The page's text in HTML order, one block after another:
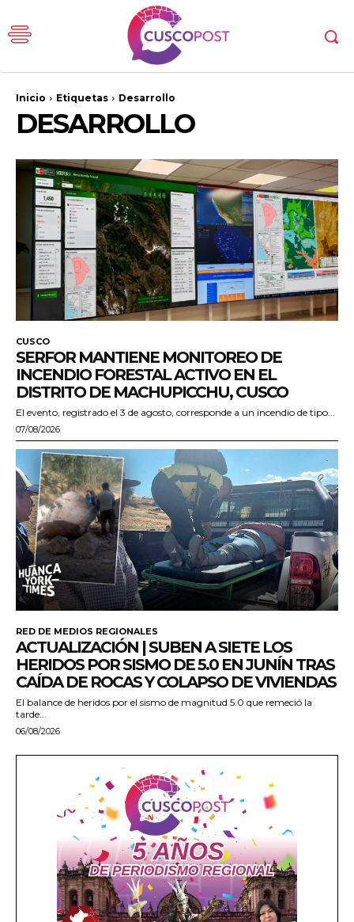
Inicio Etiquetas Desarrollo
DESARROLLO
CUSCO
SERFOR MANTIENE MONITOREO DE
INCENDIO FORESTAL ACTIVO EN EL
DISTRITO DE MACHUPICCHU, CUSCO
El evento, registrado el 3 de agosto, corresponde a un incendio de tipo...
07/08/2026
RED DE MEDIOS REGIONALES
ACTUALIZACIÓN | SUBEN A SIETE LOS
HERIDOS POR SISMO DE 5.0 EN JUNÍN TRAS
CAÍDA DE ROCAS Y COLAPSO DE VIVIENDAS
El balance de heridos por el sismo de magnitud 5.0 que remeció la
tarde...
06/08/2026